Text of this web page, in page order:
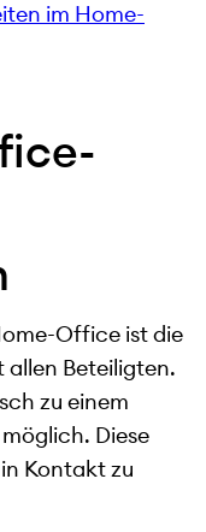
im Home-
Office ist die
Beteiligten.
zu einem
Diese
Kontakt zu